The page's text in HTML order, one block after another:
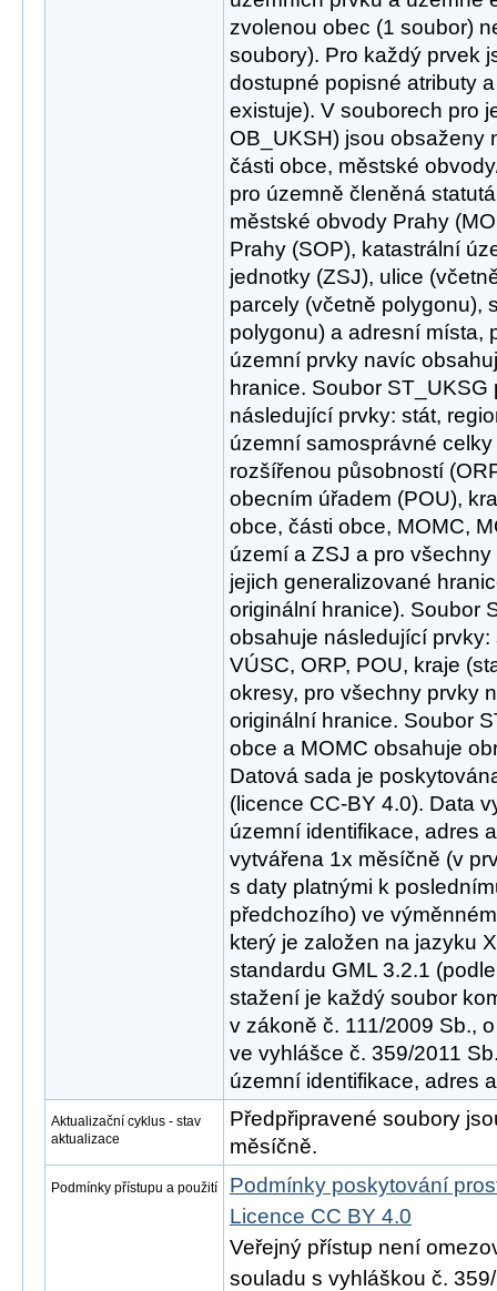
zvolenou obec (1 soubor)
soubory). Pro každý prvek
dostupné popisné atributy
existuje). V souborech pro
OB_UKSH) jsou obsaženy
části obce, městské
pro územně členěná
městské obvody Prahy
Prahy (SOP), katastrální
jednotky (ZSJ), ulice
parcely (včetně polygonu),
polygonu) a adresní místa,
územní prvky navíc
hranice. Soubor
následující prvky: stát,
územní samosprávné
rozšířenou působností
obecním úřadem (POU),
obce, části obce, MOMC,
území a ZSJ a pro
jejich generalizované
originální hranice). Soubor
obsahuje následující
VÚSC, ORP, POU, kraje
okresy, pro všechny prvky
originální hranice. Soubor
obce a MOMC obsahuje
Datová sada je
(licence CC-BY 4.0). Data
územní identifikace, adres
vytvářena 1x měsíčně (v
s daty platnými k
předchozího) ve
který je založen na jazyku
standardu GML 3.2.1
stažení je každý soubor
v zákoně č. 111/2009 Sb.,
ve vyhlášce č. 359/2011
územní identifikace, adres
Aktualizační cyklus - stav
aktualizace
Předpřipravené soubory
měsíčně.
Podmínky přístupu a použití
Podmínky poskytování
Licence CC BY 4.0
Veřejný přístup není
souladu s vyhláškou č.